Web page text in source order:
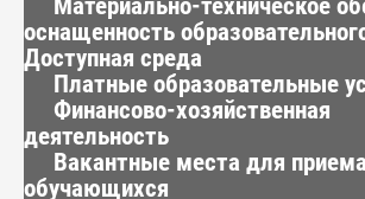
Материально-техническое
оснащенность
Доступная среда
Платные образовательные
Финансово-хозяйственная
деятельность
Вакантные места для
обучающихся